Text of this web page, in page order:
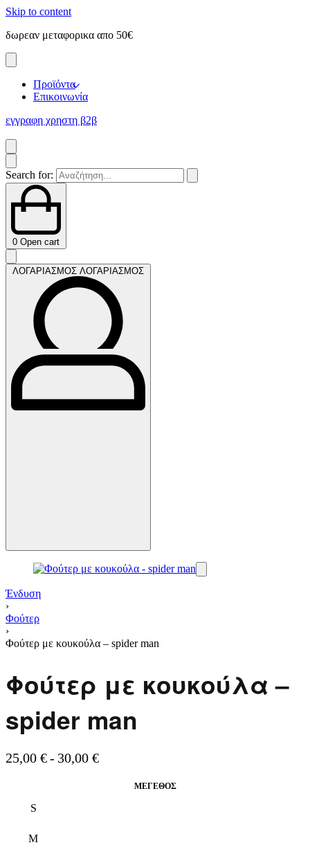
Skip to content
δωρεαν μεταφορικα απο 50€
Προϊόντα
Επικοινωνία
εγγραφη χρηστη β2β
Search for:
0 Open cart
ΛΟΓΑΡΙΑΣΜΟΣ ΛΟΓΑΡΙΑΣΜΟΣ
Ένδυση
›
Φούτερ
›
Φούτερ με κουκούλα – spider man
Φούτερ με κουκούλα –
spider man
25,00 € 30,00 €
ΜΈΓΕΘΟΣ
S
M